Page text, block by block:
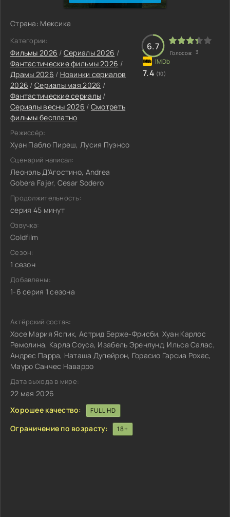
Страна: Мексика
Категории:
Фильмы 2026 / Сериалы 2026 /
Фантастические фильмы 2026 /
Драмы 2026 / Новинки сериалов
2026 / Сериалы мая 2026 /
Фантастические сериалы /
Сериалы весны 2026 / Смотреть
фильмы бесплатно
Режиссёр:
Хуан Пабло Пиреш, Лусия Пуэнсо
Сценарий написал:
Леонэль Д'Агостино, Andrea
Gobera Fajer, Cesar Sodero
Продолжительность:
серия 45 минут
Озвучка:
Coldfilm
Сезон:
1 сезон
Добавлены:
1-6 серия 1 сезона
6.7
Голосов: 3
7.4 (10)
Актёрский состав:
Хосе Мария Яспик, Астрид Берже-Фрисби, Хуан Карлос
Ремолина, Карла Соуса, Изабель Эренлунд, Ильса Салас,
Андрес Парра, Наташа Дупейрон, Горасио Гарсиа Рохас,
Мауро Санчес Наварро
Дата выхода в мире:
22 мая 2026
Хорошее качество:
FULL HD
Ограничение по возрасту: 18+